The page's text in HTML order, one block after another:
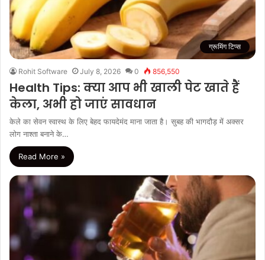
ग्रूमिंग टिप्स
Rohit Software July 8, 2026 0 856,550
Health Tips: क्या आप भी खाली पेट खाते हैं
केला, अभी हो जाएं सावधान
केले का सेवन स्वास्थ के लिए बेहद फायदेमंद माना जाता है। सुबह की भागदौड़ में अक्सर
लोग नाश्ता बनाने के…
Read More »